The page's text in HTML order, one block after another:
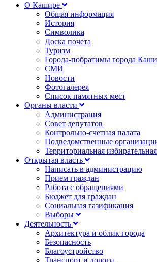
О Кашире
Общая информация
История
Символика
Доска почета
Туризм
Города-побратимы города
СМИ
Новости
Фотогалерея
Список памятных мест
Органы власти
Администрация
Совет депутатов
Контрольно-счетная палата
Подведомственные
Территориальная
Открытая власть
Написать в администрацию
Прием граждан
Работа с обращениями
Бюджет для граждан
Социальная газификация
Выборы
Деятельность
Архитектура и облик города
Безопасность
Благоустройство
Транспорт и дороги